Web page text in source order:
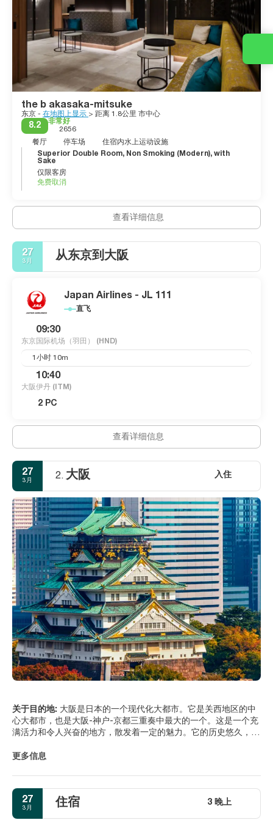
the b akasaka-mitsuke
东京 - 在地图上显示 > 距离 1.8公里 市中心
8.2
非常好
2656
餐厅
停车场
住宿内水上运动设施
Superior Double Room, Non Smoking (Modern), with
Sake
仅限客房
免费取消
查看详细信息
27
3月 从东京到大阪
Japan Airlines - JL 111
直飞
09:30
东京国际机场（羽田） (HND)
1小时 10m
10:40
大阪伊丹 (ITM)
2 PC
查看详细信息
27
3月 2. 大阪 入住
关于目的地: 大阪是日本的一个现代化大都市。它是关西地区的中
心大都市，也是大阪-神户-京都三重奏中最大的一个。这是一个充
满活力和令人兴奋的地方，散发着一定的魅力。它的历史悠久，风
弹头列车只需几个小时即可到达东京。
令人印象深刻、修复精美的城堡和真正美妙的水族馆。大阪拥有一
些引人注目的现代建筑、充满活力的夜生活场所和美味的当地美
食。要体验这座城市的夜生活，请前往繁华的道顿堀，这条街道上
更多信息
27
3月 住宿 3 晚上